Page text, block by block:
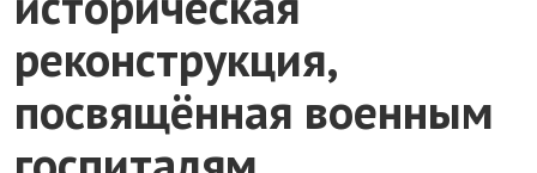
реконструкция,
посвящённая военным